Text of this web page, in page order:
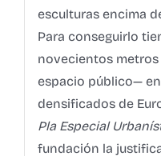
esculturas encima
Para conseguirlo
novecientos
espacio público—
densificados de
Pla Especial
fundación la